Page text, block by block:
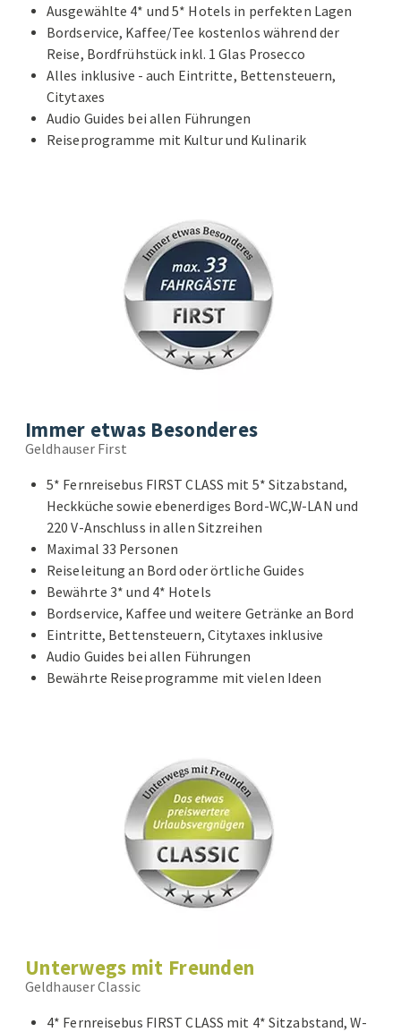
Ausgewählte 4* und 5* Hotels in perfekten Lagen
Bordservice, Kaffee/Tee kostenlos während der
Reise, Bordfrühstück inkl. 1 Glas Prosecco
Alles inklusive - auch Eintritte, Bettensteuern,
Citytaxes
Audio Guides bei allen Führungen
Reiseprogramme mit Kultur und Kulinarik
Immer etwas Besonderes
Geldhauser First
5* Fernreisebus FIRST CLASS mit 5* Sitzabstand,
Heckküche sowie ebenerdiges Bord-WC,W-LAN und
220 V-Anschluss in allen Sitzreihen
Maximal 33 Personen
Reiseleitung an Bord oder örtliche Guides
Bewährte 3* und 4* Hotels
Bordservice, Kaffee und weitere Getränke an Bord
Eintritte, Bettensteuern, Citytaxes inklusive
Audio Guides bei allen Führungen
Bewährte Reiseprogramme mit vielen Ideen
Unterwegs mit Freunden
Geldhauser Classic
4* Fernreisebus FIRST CLASS mit 4* Sitzabstand, W-